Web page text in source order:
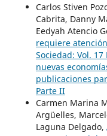
Carlos Stiven
Cabrita, Danny
Eedyah Atencio
requiere
Sociedad: Vol.
nuevas
publicaciones
Parte II
Carmen Marina
Argüelles,
Laguna Delgado,